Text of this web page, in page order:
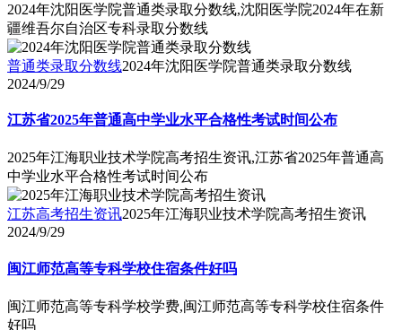
2024年沈阳医学院普通类录取分数线,沈阳医学院2024年在新
疆维吾尔自治区专科录取分数线
普通类录取分数线2024年沈阳医学院普通类录取分数线
2024/9/29
江苏省2025年普通高中学业水平合格性考试时间公布
2025年江海职业技术学院高考招生资讯,江苏省2025年普通高
中学业水平合格性考试时间公布
江苏高考招生资讯2025年江海职业技术学院高考招生资讯
2024/9/29
闽江师范高等专科学校住宿条件好吗
闽江师范高等专科学校学费,闽江师范高等专科学校住宿条件
好吗